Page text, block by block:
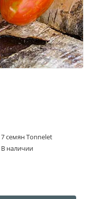
7 семян Tonnelet
В наличии